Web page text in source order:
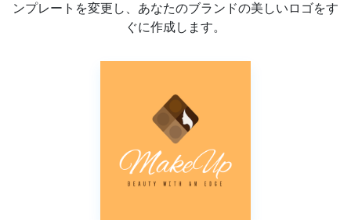
ンプレートを変更し、あなたのブランドの美しいロゴをす
ぐに作成します。